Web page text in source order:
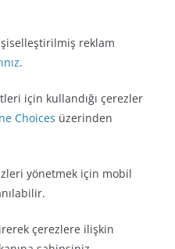
reklam
.
için kullandığı çerezler
Choices üzerinden
yönetmek için mobil
çerezlere ilişkin